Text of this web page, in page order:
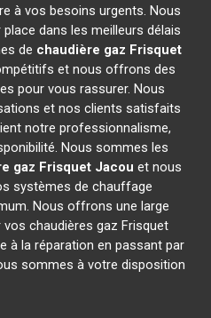
à vos besoins urgents. Nous
dans les meilleurs délais
de chaudière gaz Frisquet
et nous offrons des
pour vous rassurer. Nous
et nos clients satisfaits
notre professionnalisme,
Nous sommes les
gaz Frisquet Jacou et nous
systèmes de chauffage
Nous offrons une large
chaudières gaz Frisquet
à la réparation en passant par
sommes à votre disposition